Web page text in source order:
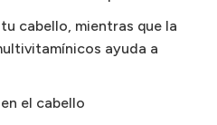
cabello, mientras que la
ayuda a
el cabello